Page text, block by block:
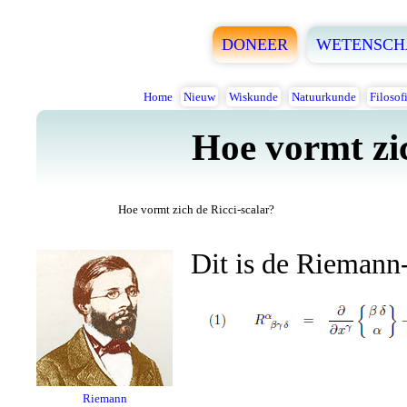
DONEER
Home Nieuw Wiskunde Natuurkunde
Hoe vormt
Hoe vormt zich de Ricci-scalar?
Riemann
Dit is de